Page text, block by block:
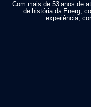
Com mais de 53 anos de
de história da Energ,
experiência,